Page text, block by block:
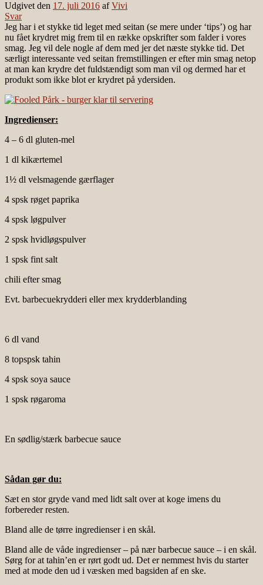
Udgivet den 17. juli 2016 afVivi
Svar
Jeg har i et stykke tid leget med seitan (se mere under ‘tips’) og har
nu fået krydret mig frem til en række opskrifter som falder i vores
smag. Jeg vil dele nogle af dem med jer det næste stykke tid. Det
særligt interessante ved seitan fremstillingen er efter min smag netop
at man kan krydre det fuldstændigt som man vil og dermed har et
produkt som ikke blot er krydret på ydersiden.
Ingredienser:
4 – 6 dl gluten-mel
1 dl kikærtemel
1½ dl velsmagende gærflager
4 spsk røget paprika
4 spsk løgpulver
2 spsk hvidløgspulver
1 spsk fint salt
chili efter smag
Evt. barbecuekrydderi eller mex krydderblanding
6 dl vand
8 topspsk tahin
4 spsk soya sauce
1 spsk røgaroma
En sødlig/stærk barbecue sauce
Sådan gør du:
Sæt en stor gryde vand med lidt salt over at koge imens du
forbereder resten.
Bland alle de tørre ingredienser i en skål.
Bland alle de våde ingredienser – på nær barbecue sauce – i en skål.
Sørg for at tahin’en er rørt godt ud. Det er nemmest hvis du starter
med at mode den ud i væsken med bagsiden af en ske.